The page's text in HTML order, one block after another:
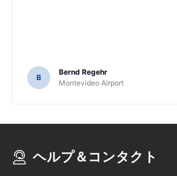
B
Bernd Regehr
Montevideo Airport
ヘルプ＆コンタクト